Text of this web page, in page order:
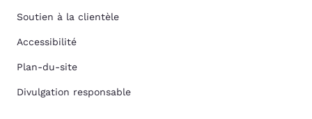
Soutien à la clientèle
Accessibilité
Plan-du-site
Divulgation responsable